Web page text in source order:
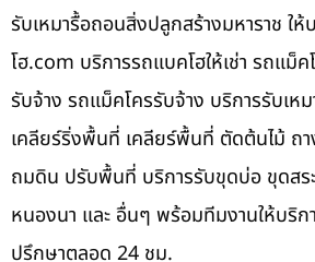
รับเหมารื้อถอนสิ่งปลูกสร้างมหาราช ให้
โฮ.com บริการรถแบคโฮให้เช่า รถแม็ค
รับจ้าง รถแม็คโครรับจ้าง บริการรับเห
เคลียร์ริ่งพื้นที่ เคลียร์พื้นที่ ตัดต้นไม้ ถ
ถมดิน ปรับพื้นที่ บริการรับขุดบ่อ ขุดสร
หนองนา และ อื่นๆ พร้อมทีมงานให้บริก
ปรึกษาตลอด 24 ชม.